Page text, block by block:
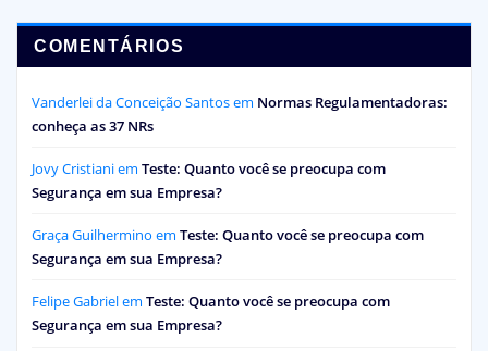
COMENTÁRIOS
Vanderlei da Conceição Santosem Normas Regulamentadoras:
conheça as 37 NRs
Jovy Cristianiem Teste: Quanto você se preocupa com
Segurança em sua Empresa?
Graça Guilhermino em Teste: Quanto você se preocupa com
Segurança em sua Empresa?
Felipe Gabrielem Teste: Quanto você se preocupa com
Segurança em sua Empresa?